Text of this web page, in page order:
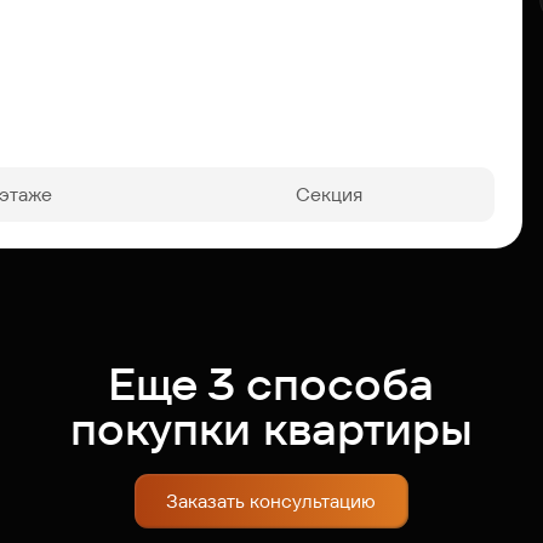
Секция
Еще 3 способа
покупки квартиры
Заказать консультацию